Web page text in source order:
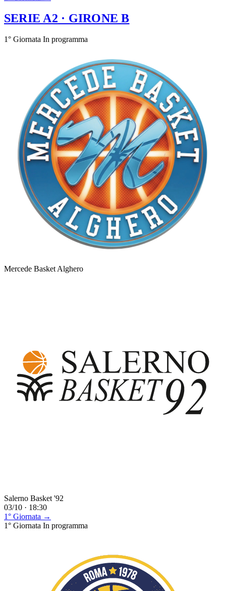
SERIE A2 · GIRONE B
1° Giornata In programma
Mercede Basket Alghero
Salerno Basket '92
03/10 · 18:30
1° Giornata →
1° Giornata In programma